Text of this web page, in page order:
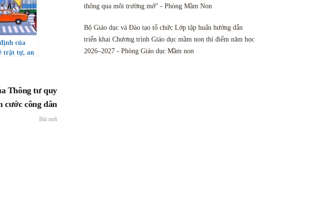
của
trật tự, an
Thông tư quy
cước công dân
Bài mới
thông qua môi trường mở” - Phòng Mầm Non
Bộ Giáo dục và Đào tạo tổ chức Lớp tập huấn hướng dẫn
triển khai Chương trình Giáo dục mầm non thí điểm năm học
2026–2027 - Phòng Giáo dục Mầm non